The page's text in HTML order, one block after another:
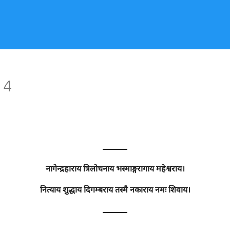
———
नागेन्द्रहाराय त्रिलोचनाय भस्माङ्गरागाय महेश्वराय।
नित्याय शुद्धाय दिगम्बराय तस्मै नकाराय नमः शिवाय।
———